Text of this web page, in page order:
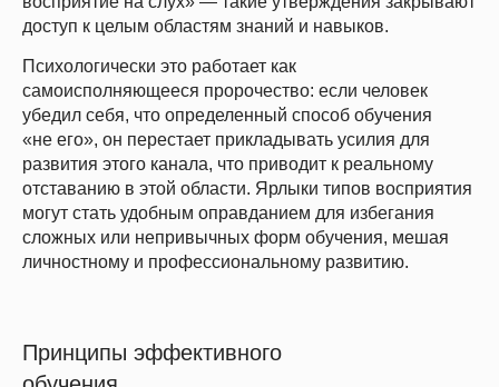
доступ к целым областям знаний и навыков.
Психологически это работает как
самоисполняющееся пророчество: если человек
убедил себя, что определенный способ обучения
«не его», он перестает прикладывать усилия для
развития этого канала, что приводит к реальному
отставанию в этой области. Ярлыки типов восприятия
могут стать удобным оправданием для избегания
сложных или непривычных форм обучения, мешая
личностному и профессиональному развитию.
Принципы эффективного